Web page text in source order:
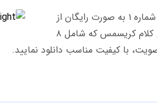
دانلود مجموعه آهنگ های بی کلام کریسمس ۲۰۲۱ شماره ۱ به صورت رایگان از
بانک صدای گویندگان. این مجموعه آهنگ های بی کلام کریسمس که شامل ۸
با کیفیت مناسب دانلود نمایید.